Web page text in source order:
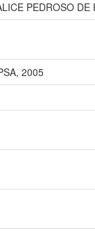
PEDROSO
2005